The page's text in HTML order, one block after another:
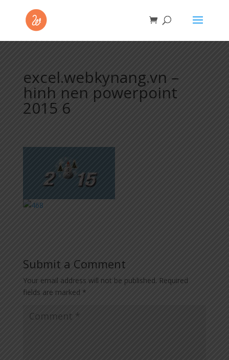
excel.webkynang.vn –
hinh nen powerpoint
2015 6
Submit a Comment
Your email address will not be published. Required
fields are marked *